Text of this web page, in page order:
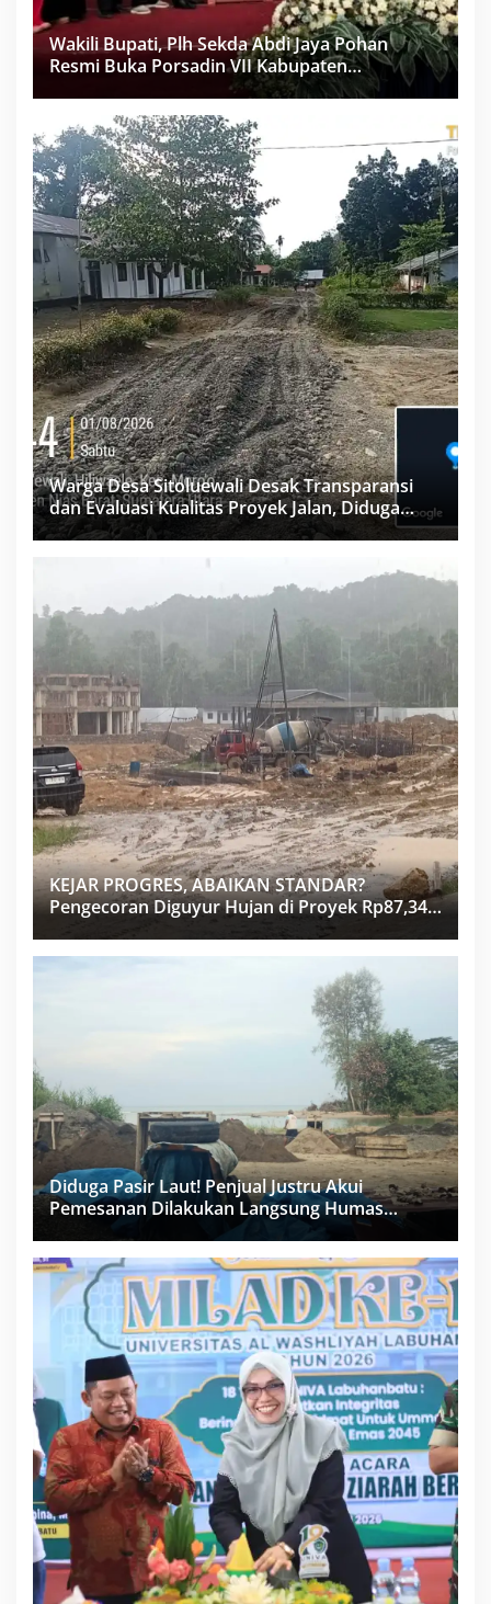
Wakili Bupati, Plh Sekda Abdi Jaya Pohan
Resmi Buka Porsadin VII Kabupaten
Warga Desa Sitoluewali Desak Transparansi
dan Evaluasi Kualitas Proyek Jalan, Diduga
Minim Informasi
KEJAR PROGRES, ABAIKAN STANDAR?
Pengecoran Diguyur Hujan di Proyek Rp87,34
Miliar Sukma Nias, Konsultan, Pengawas dan
PPK Bungkam
Diduga Pasir Laut! Penjual Justru Akui
Pemesanan Dilakukan Langsung Humas